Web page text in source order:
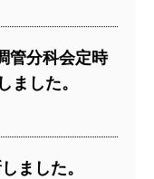
管分科会定時
した。
ました。